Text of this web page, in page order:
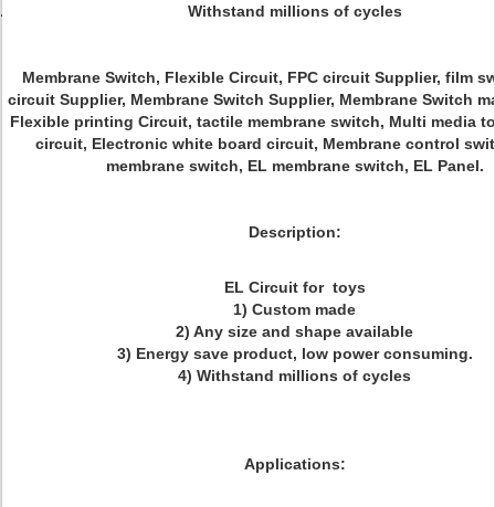
Withstand millions of cycles
Membrane Switch, Flexible Circuit, FPC circuit Supplier, film
circuit Supplier, Membrane Switch Supplier, Membrane Switch
Flexible printing Circuit, tactile membrane switch, Multi media
circuit, Electronic white board circuit, Membrane control
membrane switch, EL membrane switch, EL Panel.
Description:
EL Circuit for toys
1) Custom made
2) Any size and shape available
3) Energy save product, low power consuming.
4) Withstand millions of cycles
Applications: